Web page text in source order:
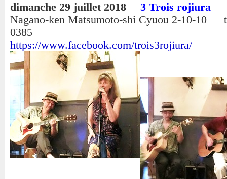
dimanche 29 juillet 2018
3 Trois rojiura
Nagano-ken Matsumoto-shi Cyuou 2-10-10
0385
https://www.facebook.com/trois3rojiura/